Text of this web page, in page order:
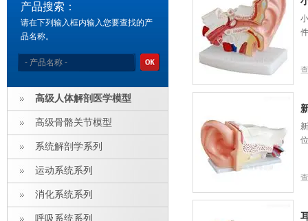
产品搜索：
请在下列输入框内输入您要查找的产
品名称。
高级人体解剖医学模型
高级骨骼关节模型
系统解剖学系列
运动系统系列
消化系统系列
呼吸系统系列